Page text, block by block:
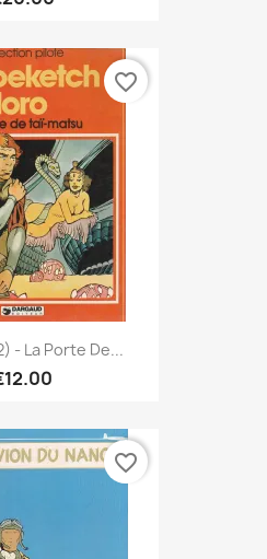
- La Porte De...
favorite_border
favorite_border